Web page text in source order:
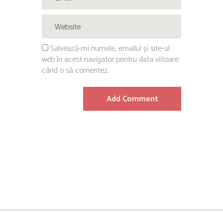
Salvează-mi numele, emailul și site-ul
web în acest navigator pentru data viitoare
când o să comentez.